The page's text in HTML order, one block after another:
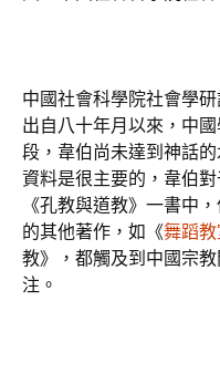
中國社會科學院社會學
出自八十年月以來，中
段，韋伯尚未達到神話
資料是很主要的，韋伯
《孔教與道教》一書中
的其他著作，如《舞蹈教
教》，都觸及到中國宗
注。